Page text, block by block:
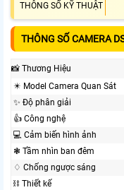
THÔNG SỐ KỸ THUẬT
THÔNG SỐ CAMERA
📸 Thương Hiệu
✴️ Model Camera Quan Sát
✨ Độ phân giải
👍 Công nghệ
💻 Cảm biến hình ảnh
❃ Tầm nhìn ban đêm
♢ Chống ngược sáng
⛓ Thiết kế